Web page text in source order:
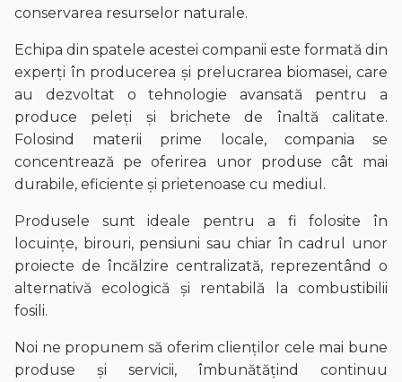
conservarea resurselor naturale.
Echipa din spatele acestei companii este formată din
experți în producerea și prelucrarea biomasei, care
au dezvoltat o tehnologie avansată pentru a
produce peleți și brichete de înaltă calitate.
Folosind materii prime locale, compania se
concentrează pe oferirea unor produse cât mai
durabile, eficiente și prietenoase cu mediul.
Produsele sunt ideale pentru a fi folosite în
locuințe, birouri, pensiuni sau chiar în cadrul unor
proiecte de încălzire centralizată, reprezentând o
alternativă ecologică și rentabilă la combustibilii
fosili.
Noi ne propunem să oferim clienților cele mai bune
produse și servicii, îmbunătățind continuu